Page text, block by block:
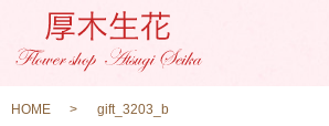
HOME gift_3203_b